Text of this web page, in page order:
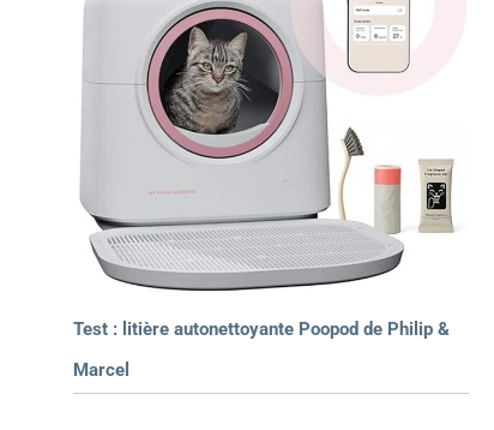
Test : litière autonettoyante Poopod de Philip &
Marcel